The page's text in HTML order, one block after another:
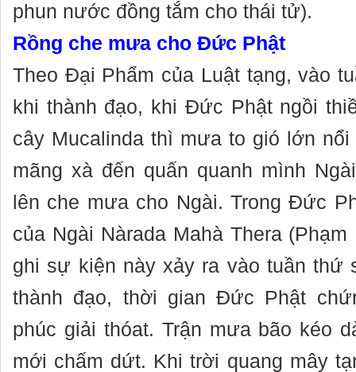
phun nước đồng tắm cho thái tử).
Rồng che mưa cho Đức Phật
Theo Đại Phẩm của Luật tạng, vào
khi thành đạo, khi Đức Phật ngồi
cây Mucalinda thì mưa to gió lớn nổi
mãng xà đến quấn quanh mình
lên che mưa cho Ngài. Trong Đức
của Ngài Nàrada Mahà Thera
ghi sự kiện này xảy ra vào tuần thứ
thành đạo, thời gian Đức Phật
phúc giải thóat. Trận mưa bão kéo
mới chấm dứt. Khi trời quang mây